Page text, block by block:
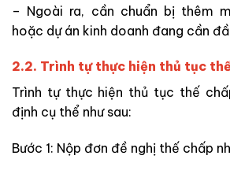
– Ngoài ra, cần chuẩn bị thêm
hoặc dự án kinh doanh đang cần
2.2. Trình tự thực hiện thủ tục
Trình tự thực hiện thủ tục thế
định cụ thể như sau:
Bước 1: Nộp đơn đề nghị thế chấp